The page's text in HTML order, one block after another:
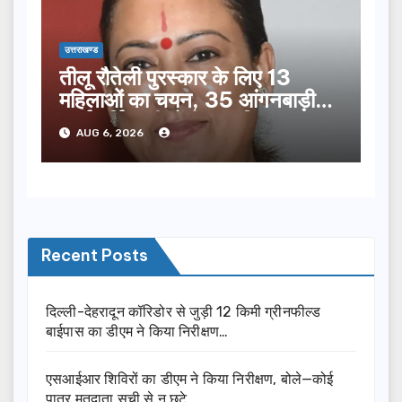
उत्तराखण्ड
तीलू रौतेली पुरस्कार के लिए 13
महिलाओं का चयन, 35 आंगनबाड़ी
कार्यकर्तियां भी होंगी सम्मानित…
AUG 6, 2026
Recent Posts
दिल्ली-देहरादून कॉरिडोर से जुड़ी 12 किमी ग्रीनफील्ड
बाईपास का डीएम ने किया निरीक्षण…
एसआईआर शिविरों का डीएम ने किया निरीक्षण, बोले—कोई